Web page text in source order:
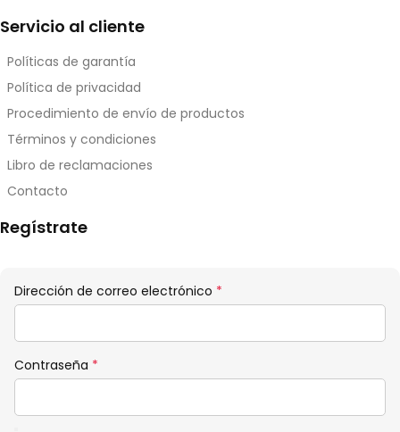
Servicio al cliente
Políticas de garantía
Política de privacidad
Procedimiento de envío de productos
Términos y condiciones
Libro de reclamaciones
Contacto
Regístrate
Dirección de correo electrónico *
Contraseña *